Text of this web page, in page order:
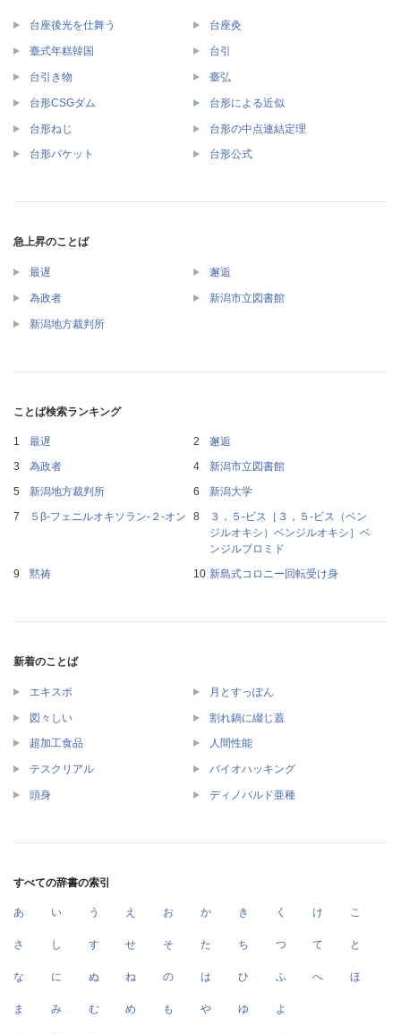
台座後光を仕舞う 台座灸
臺式年糕韓国 台引
台引き物 臺弘
台形CSGダム 台形による近似
台形ねじ 台形の中点連結定理
台形バケット 台形公式
急上昇のことば
最遅 邂逅
為政者 新潟市立図書館
新潟地方裁判所
ことば検索ランキング
最遅
邂逅
為政者
新潟市立図書館
新潟地方裁判所
新潟大学
５β‐フェニルオキソラン‐２‐オン
３，５‐ビス［３，５‐ビス（ベン
ジルオキシ）ベンジルオキシ］ベ
ンジルブロミド
黙祷
新島式コロニー回転受け身
新着のことば
エキスポ 月とすっぽん
図々しい 割れ鍋に綴じ蓋
超加工食品 人間性能
テスクリアル バイオハッキング
頭身 ディノバルド亜種
すべての辞書の索引
あ い う え お か き く け こ
さ し す せ そ た ち つ て と
な に ぬ ね の は ひ ふ へ ほ
ま み む め も や ゆ よ